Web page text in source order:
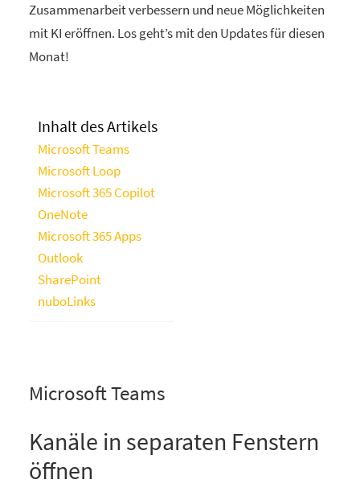
Zusammenarbeit verbessern und neue Möglichkeiten
mit KI eröffnen. Los geht’s mit den Updates für diesen
Monat!
Inhalt des Artikels
Microsoft Teams
Microsoft Loop
Microsoft 365 Copilot
OneNote
Microsoft 365 Apps
Outlook
SharePoint
nuboLinks
Microsoft Teams
Kanäle in separaten Fenstern
öffnen